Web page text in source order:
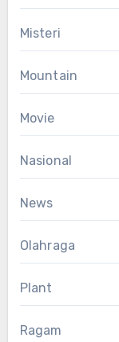
Misteri
Mountain
Movie
Nasional
News
Olahraga
Plant
Ragam